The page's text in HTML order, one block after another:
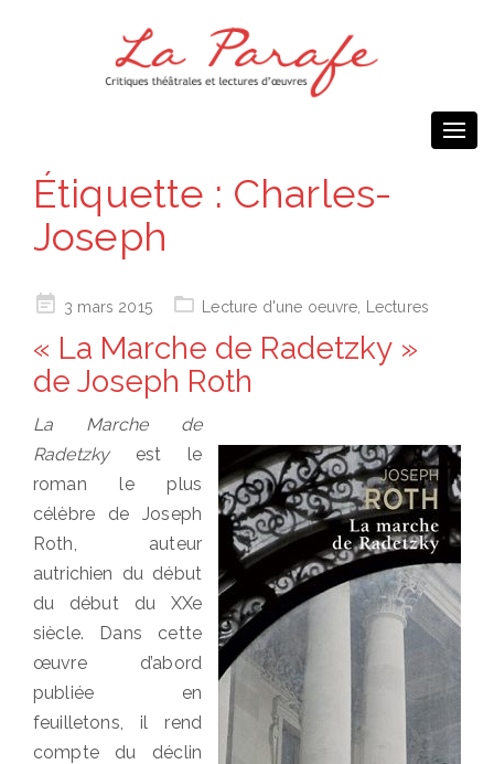
Étiquette : Charles-
Joseph
Posted3 mars 2015 Lecture d'une oeuvre Lectures
« La Marche de Radetzky »
de Joseph Roth
La Marche de
Radetzkyest le
roman le plus
célèbre de Joseph
Roth, auteur
autrichien du début
du début du XXe
siècle. Dans cette
œuvre d’abord
publiée en
feuilletons, il rend
compte du déclin